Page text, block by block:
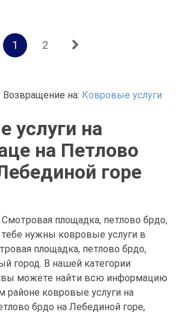
1 2
Возвращение на: Ковровые услуги
услуги на
на Петлово
горе
площадка, петлово брдо,
нужны ковровые услуги в
площадка, петлово брдо,
город. В нашей категории
вы можете найти всю информацию
районе ковровые услуги на
брдо на Лебединой горе,